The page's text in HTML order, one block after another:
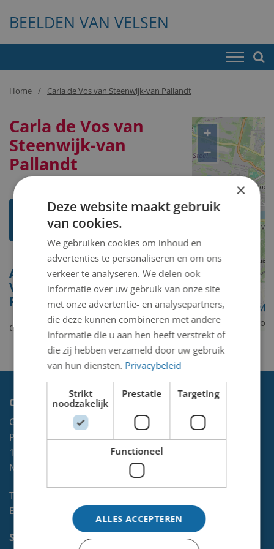
BEELDEN VAN VELSEN
Home Carla de Vos van Steenwijk-van Pallandt
Carla de Vos van
Steenwijk-van
Pallandt
Ik weet meer over deze
kunstenaar
Alle beelden van Carla de
Vos van Steenwijk-van
Pallandt
Geen kunstwerken gevonden.
+
−
Contact
Gemeente Velsen
Postbus 465
1970 AL
NL
Telefoon:
E-mail:
kunst@velsen.nl
Socials
×
Deze website maakt gebruik
van cookies.
We gebruiken cookies om inhoud en
advertenties te personaliseren en om ons
verkeer te analyseren. We delen ook
informatie over uw gebruik van onze site
met onze advertentie- en analysepartners,
die deze kunnen combineren met andere
informatie die u aan hen heeft verstrekt of
die zij hebben verzameld door uw gebruik
van hun diensten. Privacybeleid
Strikt
noodzakelijk
Prestatie Targeting
Functioneel
ALLES ACCEPTEREN